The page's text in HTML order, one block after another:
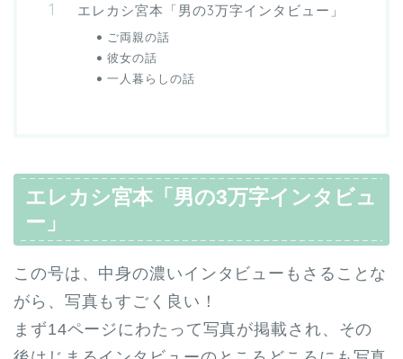
エレカシ宮本「男の3万字インタビュー」
ご両親の話
彼女の話
一人暮らしの話
エレカシ宮本「男の3万字インタビュ
ー」
この号は、中身の濃いインタビューもさることな
がら、写真もすごく良い！
まず14ページにわたって写真が掲載され、その